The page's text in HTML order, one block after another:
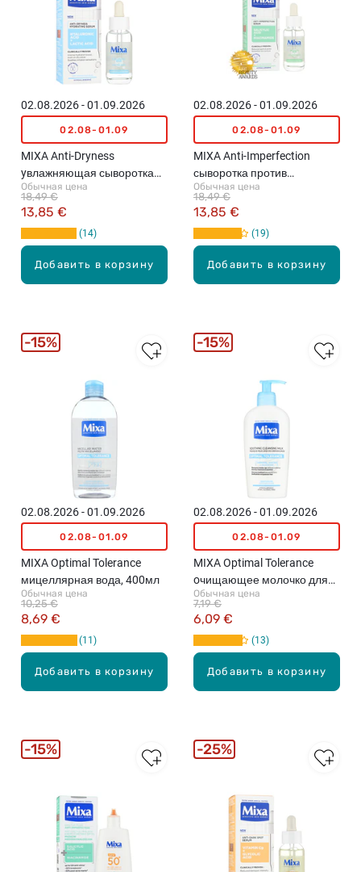
Добавить в корзину
02.08.2026 - 01.09.2026
02.08-01.09
MIXA Anti-Dryness
yвлажняющая сыворотка
против сухой кожи, 30мл
Обычная цена
13,85 €
18,49 €
14
Добавить в корзину
02.08.2026 - 01.09.2026
02.08-01.09
MIXA Anti-Imperfection
сыворотка против
несовершенств кожи, 30мл
Обычная цена
13,85 €
18,49 €
19
Добавить в корзину
02.08.2026 - 01.09.2026
02.08-01.09
MIXA Optimal Tolerance
мицеллярная вода, 400мл
Обычная цена
8,69 €
10,25 €
11
15%
Добавить в корзину
02.08.2026 - 01.09.2026
02.08-01.09
MIXA Optimal Tolerance
oчищающее молочко для
чувствительной кожи,
200мл
Обычная цена
6,09 €
7,19 €
13
15%
15% 25%